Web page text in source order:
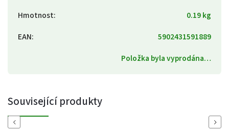
Hmotnost:
0.19 kg
EAN:
5902431591889
Položka byla vyprodána…
Související produkty
Previous Next